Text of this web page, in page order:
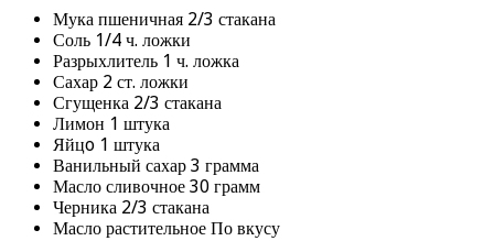
Мука пшеничная 2/3 стакана
Соль 1/4 ч. ложки
Разрыхлитель 1 ч. ложка
Сахар 2 ст. ложки
Сгущенка 2/3 стакана
Лимон 1 штука
Яйцo 1 штука
Ванильный сахар 3 грамма
Масло сливочное 30 грамм
Черника 2/3 стакана
Масло растительное По вкусу